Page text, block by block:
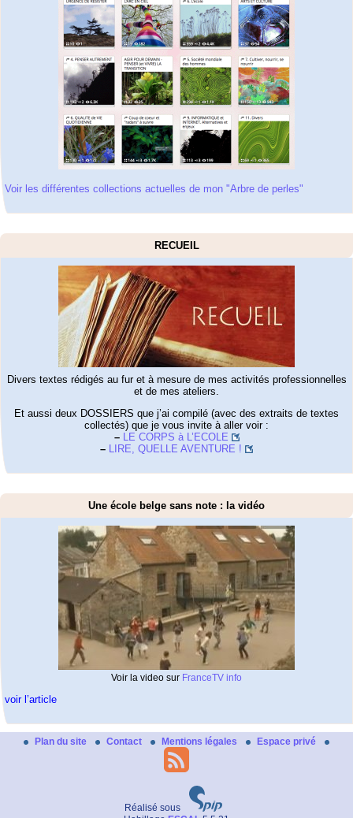
Voir les différentes collections actuelles de mon "Arbre de perles"
RECUEIL
Divers textes rédigés au fur et à mesure de mes activités professionnelles
et de mes ateliers.
Et aussi deux DOSSIERS que j’ai compilé (avec des extraits de textes
collectés) que je vous invite à aller voir :
–
LE CORPS à L’ECOLE
–
LIRE, QUELLE AVENTURE !
Une école belge sans note : la vidéo
Voir la video sur FranceTV info
voir l’article
Plan du site Contact Mentions légales Espace privé
Réalisé sous